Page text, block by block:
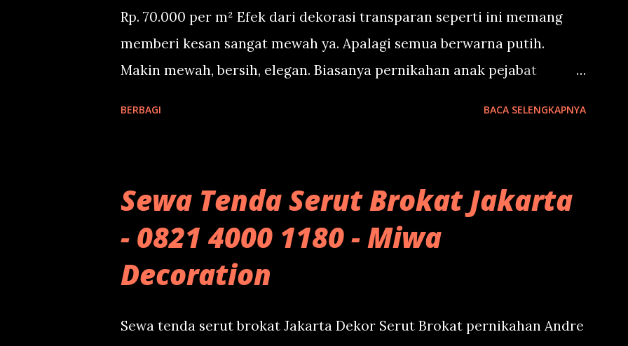
Rp. 70.000 per m² Efek dari dekorasi transparan seperti ini memang
memberi kesan sangat mewah ya. Apalagi semua berwarna putih.
Makin mewah, bersih, elegan. Biasanya pernikahan anak pejabat
ini: Mewah dan elegan bukan?? Segera hubungi kami melalui tombol
wa di kanan bawah dan komunikasikan dengan tim kami.
BERBAGI BACA SELENGKAPNYA
Sewa Tenda Serut Brokat Jakarta
- 0821 4000 1180 - Miwa
Decoration
Sewa tenda serut brokat Jakarta Dekor Serut Brokat pernikahan Andre